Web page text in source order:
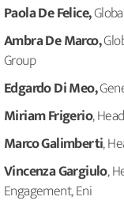
Paola De Felice,
Ambra De Marco,
Group
Edgardo Di Meo,
Miriam Frigerio,
Marco Galimberti,
Vincenza Gargiulo,
Engagement, Eni